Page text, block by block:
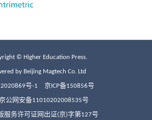
© Higher Education Press.
by Beijing Magtech Co. Ltd
号-1 京ICP备150856号
京公网安备11010202008535号
服务许可证网出证(京)字第127号